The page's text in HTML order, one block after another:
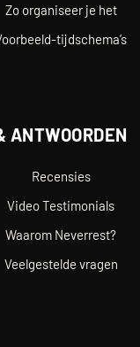
Zo organiseer je het
tijdschema’s
ANTWOORDEN
Recensies
Video Testimonials
Waarom Neverrest?
Veelgestelde vragen